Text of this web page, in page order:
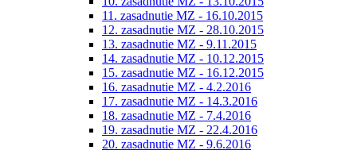
11. zasadnutie MZ - 16.10.2015
12. zasadnutie MZ - 28.10.2015
13. zasadnutie MZ - 9.11.2015
14. zasadnutie MZ - 10.12.2015
15. zasadnutie MZ - 16.12.2015
16. zasadnutie MZ - 4.2.2016
17. zasadnutie MZ - 14.3.2016
18. zasadnutie MZ - 7.4.2016
19. zasadnutie MZ - 22.4.2016
20. zasadnutie MZ - 9.6.2016